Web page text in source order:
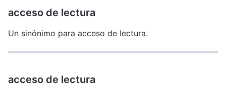
acceso de lectura
Un sinónimo para acceso de lectura.
acceso de lectura